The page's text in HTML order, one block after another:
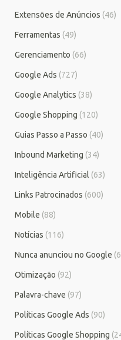
Extensões de Anúncios (46)
Ferramentas (49)
Gerenciamento (66)
Google Ads (727)
Google Analytics (38)
Google Shopping (120)
Guias Passo a Passo (40)
Inbound Marketing (34)
Inteligência Artificial (63)
Links Patrocinados (600)
Mobile (88)
Notícias (116)
Nunca anunciou no Google
Otimização (92)
Palavra-chave (97)
Políticas Google Ads (90)
Políticas Google Shopping